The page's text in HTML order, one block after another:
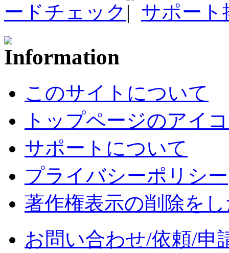
ードチェック
サポート
このサイトについて
トップページのアイ
サポートについて
プライバシーポリシー
著作権表示の削除を
お問い合わせ/依頼/申